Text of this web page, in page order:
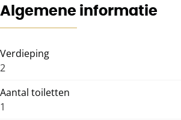
Algemene informatie
Verdieping
2
Aantal toiletten
1